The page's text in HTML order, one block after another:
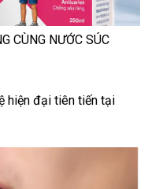
CÙNG NƯỚC SÚC
hiện đại tiên tiến tại